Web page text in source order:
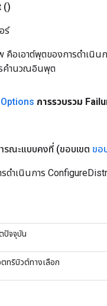
()
ร์
อเอาต์พุตของการดำเนิน
คำนวณอินพุต
Options การรวบรวม
รณะแบบคงที่ (ขอบเขต ขอ
ดำเนินการ
ปัจจุบัน
ทริบิวต์ทางเลือก